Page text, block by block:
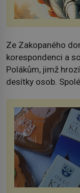
Ze Zakopaného
korespondenci a
Polákům, jimž
desítky osob.